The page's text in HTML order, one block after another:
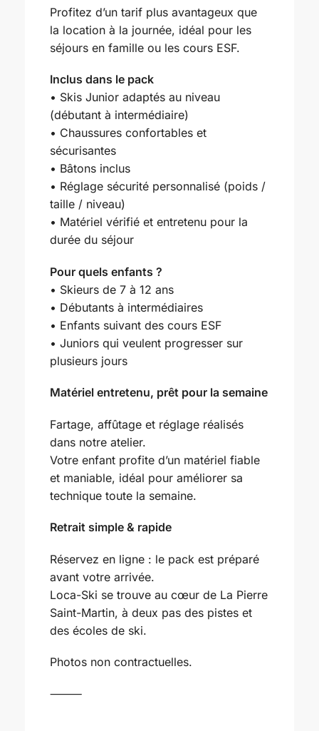
Profitez d’un tarif plus avantageux que
la location à la journée, idéal pour les
séjours en famille ou les cours ESF.
Inclus dans le pack
• Skis Junior adaptés au niveau
(débutant à intermédiaire)
• Chaussures confortables et
sécurisantes
• Bâtons inclus
• Réglage sécurité personnalisé (poids /
taille / niveau)
• Matériel vérifié et entretenu pour la
durée du séjour
Pour quels enfants ?
• Skieurs de 7 à 12 ans
• Débutants à intermédiaires
• Enfants suivant des cours ESF
• Juniors qui veulent progresser sur
plusieurs jours
Matériel entretenu, prêt pour la semaine
Fartage, affûtage et réglage réalisés
dans notre atelier.
Votre enfant profite d’un matériel fiable
et maniable, idéal pour améliorer sa
technique toute la semaine.
Retrait simple & rapide
Réservez en ligne : le pack est préparé
avant votre arrivée.
Loca-Ski se trouve au cœur de La Pierre
Saint-Martin, à deux pas des pistes et
des écoles de ski.
Photos non contractuelles.
⸻